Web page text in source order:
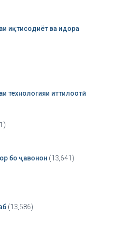
иқтисодиёт ва идора
технологияи иттилоотӣ
бо ҷавонон (13,641)
(13,586)